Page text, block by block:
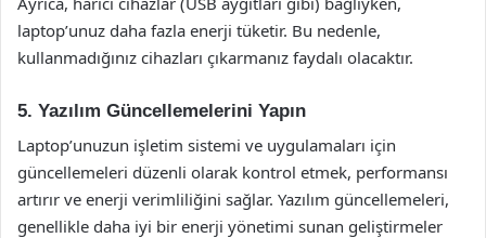
laptop’unuz daha fazla enerji tüketir. Bu nedenle,
kullanmadığınız cihazları çıkarmanız faydalı olacaktır.
5. Yazılım Güncellemelerini Yapın
Laptop’unuzun işletim sistemi ve uygulamaları için
güncellemeleri düzenli olarak kontrol etmek, performansı
artırır ve enerji verimliliğini sağlar. Yazılım güncellemeleri,
genellikle daha iyi bir enerji yönetimi sunan geliştirmeler